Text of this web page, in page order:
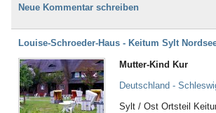
Neue Kommentar schreiben
Louise-Schroeder-Haus - Keitum Sylt
Mutter-Kind Kur
Deutschland -
Sylt / Ost Ortsteil